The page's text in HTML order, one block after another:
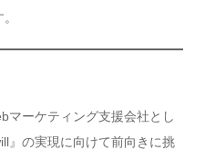
マーケティング支援会社とし
』の実現に向けて前向きに挑